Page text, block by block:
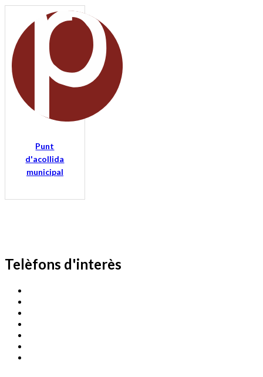
Punt
d'acollida
municipal
Telèfons d'interès